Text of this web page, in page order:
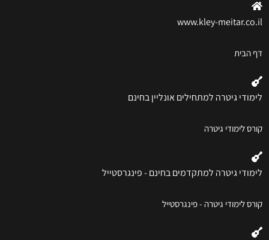
www.kley-meitar.co.il
דף הבית
לימודי גיטרה למתחילים אונליין בחינם
קורס לימודי גיטרה
לימודי גיטרה למתקדמים בחינם - פינגרסטייל
קורס לימודי גיטרה - פינגרסטייל